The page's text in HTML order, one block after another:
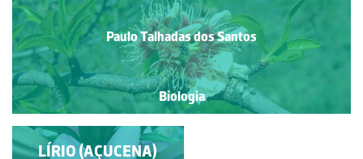
Paulo Talhadas dos Santos
Biologia
NARCISO
LÍRIO (AÇUCENA)